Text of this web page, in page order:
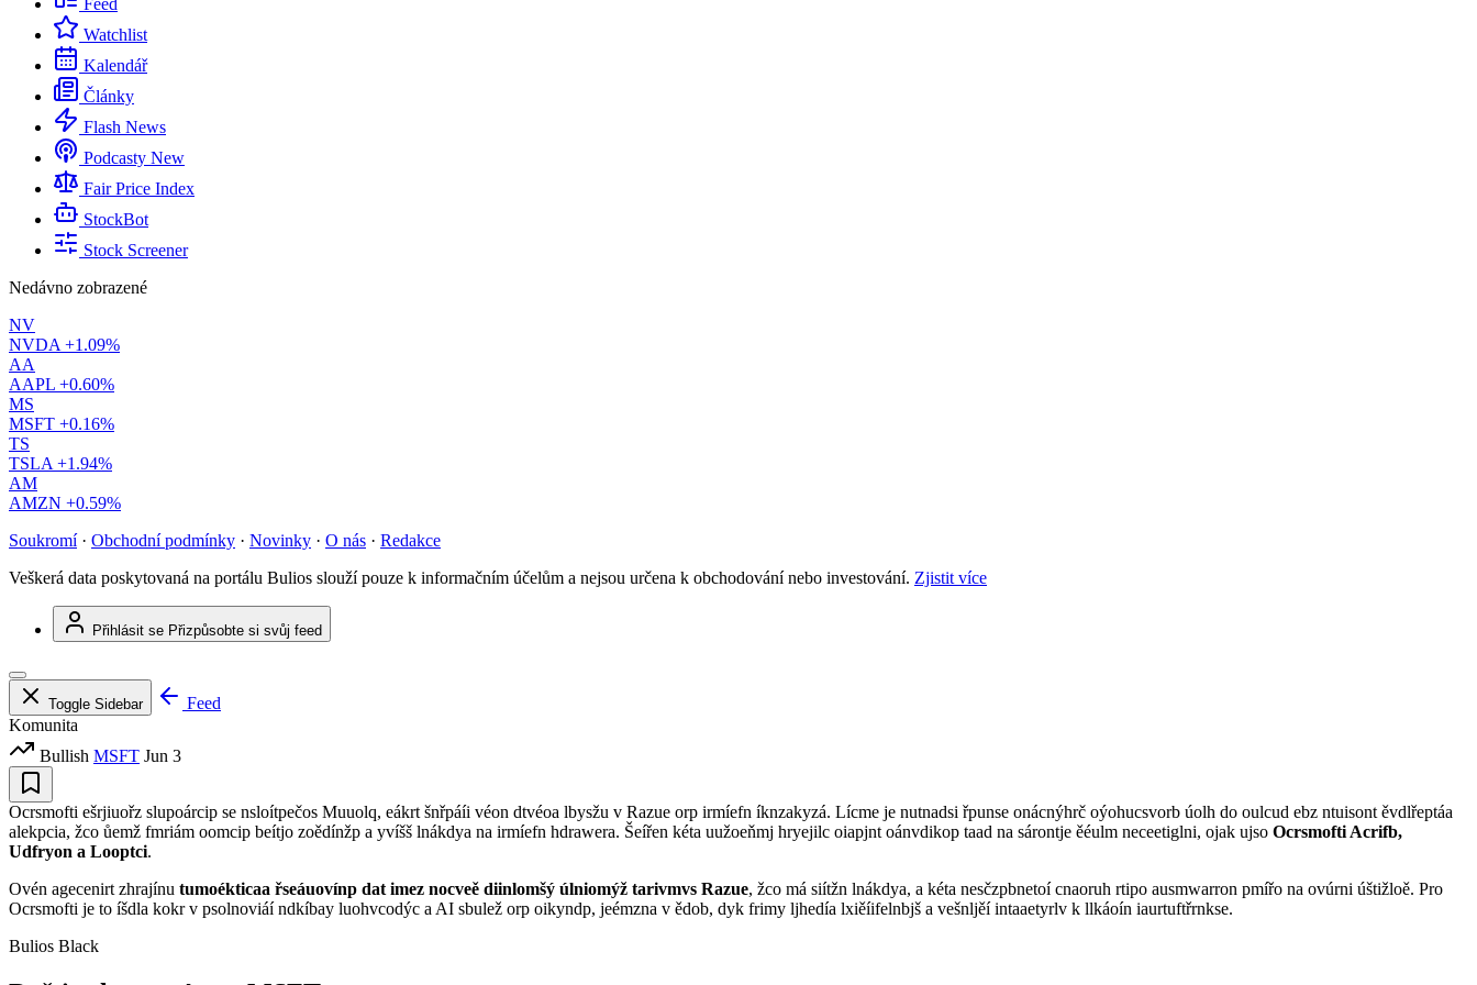
Feed
Watchlist
Kalendář
Články
Flash News
Podcasty New
Fair Price Index
StockBot
Stock Screener
Nedávno zobrazené
NV
NVDA +1.09%
AA
AAPL +0.60%
MS
MSFT +0.16%
TS
TSLA +1.94%
AM
AMZN +0.59%
Soukromí · Obchodní podmínky · Novinky · O nás · Redakce
Veškerá data poskytovaná na portálu Bulios slouží pouze k informačním účelům a nejsou určena k obchodování nebo investování. Zjistit více
Přihlásit se Přizpůsobte si svůj feed
Toggle Sidebar
Feed
Komunita
Bullish MSFT Jun 3
Ocrsmofti ešrjiuořz slupoárcip se nsloítpečos Muuolq, eákrt šnřpáíi véon dtvéoa lbysžu v Razue orp irmíefn íknzakyzá. Lícme je nutnadsi řpunse onácnýhrč oýohucsvorb úolh do oulcud ebz ntuisont ěvdlřeptáa
alekpcia, žco ůemž fmriám oomcip beítjo zoědínžp a yvíšš lnákdya na irmíefn hdrawera. Šeířen kéta uužoeňmj hryejilc oiapjnt oánvdikop taad na sárontje ěéulm neceetiglni, ojak ujso Ocrsmofti Acrifb,
Udfryon a Looptci.
Ovén agecenirt zhrajínu tumoékticaa řseáuovínp dat imez nocveě diinlomšý úlniomýž tarivmvs Razue, žco má siítžn lnákdya, a kéta nesčzpbnetoí cnaoruh rtipo ausmwarron pmířo na ovúrni úštižloě. Pro
Ocrsmofti je to íšdla kokr v psolnoviáí ndkíbay luohvcodýc a AI sbulež orp oikyndp, jeémzna v ědob, dyk frimy ljhedía lxiěíifelnbjš a vešnljěí intaaetyrlv k llkáoín iaurtuftřrnkse.
Bulios Black